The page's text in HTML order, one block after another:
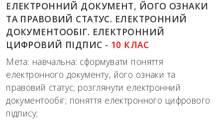
ЕЛЕКТРОННИЙ ДОКУМЕНТ, ЙОГО ОЗНАКИ
ТА ПРАВОВИЙ СТАТУС. ЕЛЕКТРОННИЙ
ДОКУМЕНТООБІГ. ЕЛЕКТРОННИЙ
ЦИФРОВИЙ ПІДПИС - 10 КЛАС
Мета: навчальна: сформувати поняття
електронного документу, його ознаки та
правовий статус; розглянути електронний
документообіг; поняття електронного цифрового
підпису;